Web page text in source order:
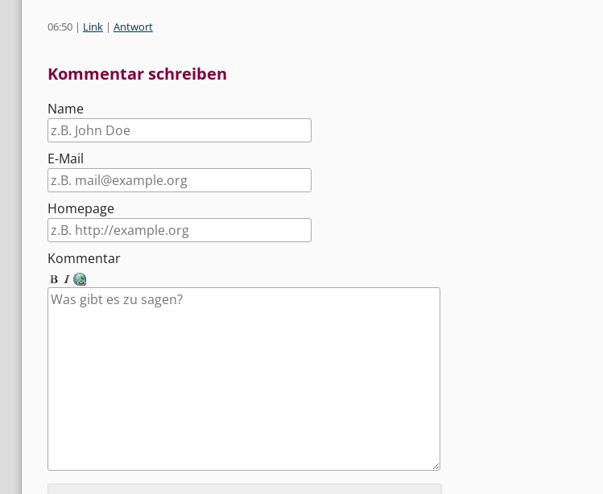
06:50| Link| Antwort
Kommentar schreiben
Name
E-Mail
Homepage
Kommentar